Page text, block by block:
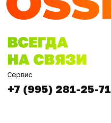
+7 (995) 281-25-71
Сервис